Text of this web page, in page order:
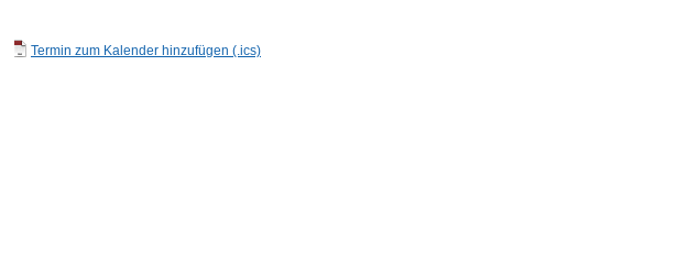
Termin zum Kalender hinzufügen (.ics)